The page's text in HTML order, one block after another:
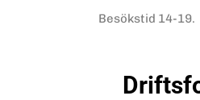
Besökstid 14-19.